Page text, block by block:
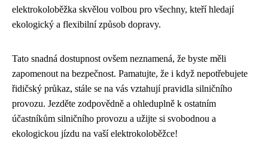
elektrokoloběžka skvělou volbou pro všechny, kteří hledají
ekologický a flexibilní způsob dopravy.
Tato snadná dostupnost ovšem neznamená, že byste měli
zapomenout na bezpečnost. Pamatujte, že i když nepotřebujete
řidičský průkaz, stále se na vás vztahují pravidla silničního
provozu. Jezděte zodpovědně a ohleduplně k ostatním
účastníkům silničního provozu a užijte si svobodnou a
ekologickou jízdu na vaší elektrokoloběžce!